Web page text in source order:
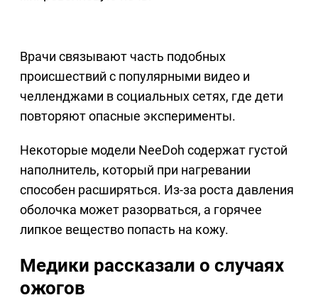
Врачи связывают часть подобных
происшествий с популярными видео и
челленджами в социальных сетях, где дети
повторяют опасные эксперименты.
Некоторые модели NeeDoh содержат густой
наполнитель, который при нагревании
способен расширяться. Из-за роста давления
оболочка может разорваться, а горячее
липкое вещество попасть на кожу.
Медики рассказали о случаях
ожогов